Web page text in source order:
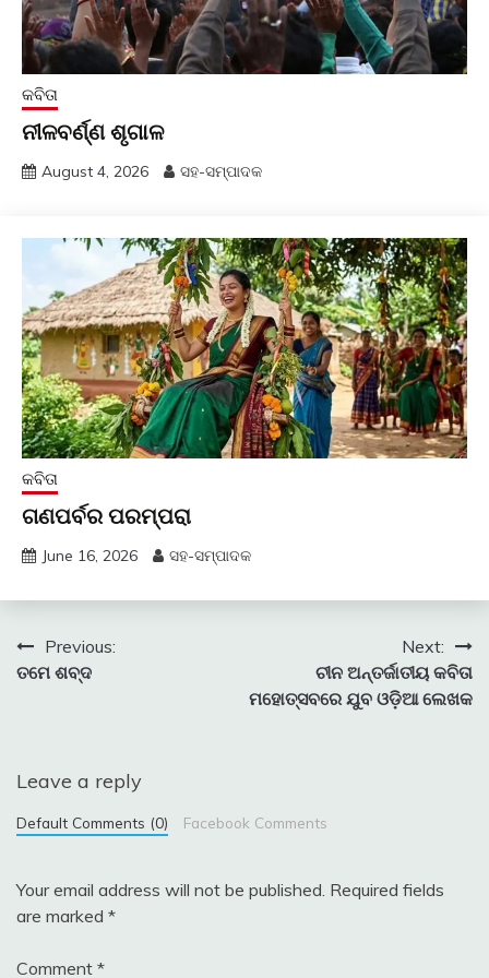
କବିତା
ନୀଳବର୍ଣ୍ଣ ଶୃଗାଳ
August 4, 2026 ସହ-ସମ୍ପାଦକ
କବିତା
ଗଣପର୍ବର ପରମ୍ପରା
June 16, 2026 ସହ-ସମ୍ପାଦକ
Post
navigation
Previous:
ତମେ ଶବ୍ଦ
Next:
ଚୀନ ଅନ୍ତର୍ଜାତୀୟ କବିତା
ମହୋତ୍ସବରେ ଯୁବ ଓଡ଼ିଆ ଲେଖକ
Leave a reply
Default Comments (0) Facebook Comments
Your email address will not be published. Required fields
are marked *
Comment *